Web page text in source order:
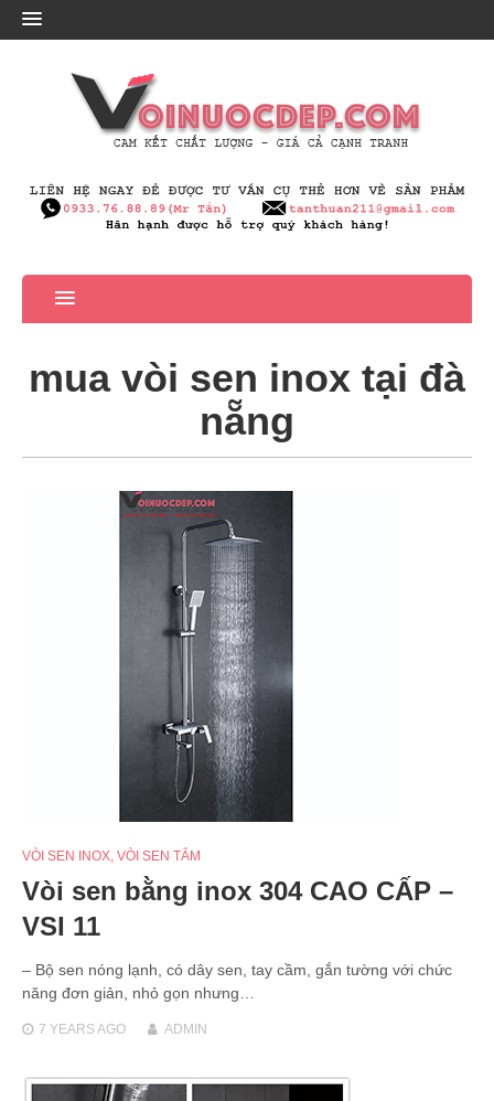
mua vòi sen inox tại đà
nẵng
VÒI SEN INOX, VÒI SEN TẮM
Vòi sen bằng inox 304 CAO CẤP –
VSI 11
– Bộ sen nóng lạnh, có dây sen, tay cầm, gắn tường với chức
năng đơn giản, nhỏ gọn nhưng…
7 YEARSAGO ADMIN